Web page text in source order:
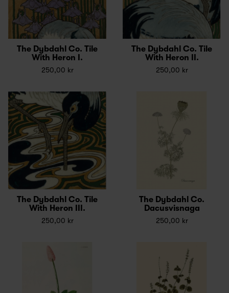
The Dybdahl Co. Tile
With Heron I.
250,00 kr
The Dybdahl Co. Tile
With Heron II.
250,00 kr
The Dybdahl Co. Tile
With Heron III.
250,00 kr
The Dybdahl Co.
Dacusvisnaga
250,00 kr